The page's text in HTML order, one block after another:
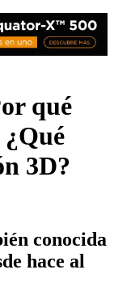
qué
3D?
conocida
hace al